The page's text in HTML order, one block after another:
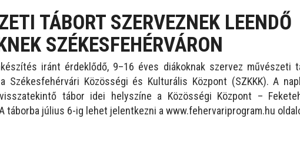
TÁBORT SZERVEZNEK LEENDŐ
SZÉKESFEHÉRVÁRON
iránt érdeklődő, 9–16 éves diákoknak szervez művészeti
Székesfehérvári Közösségi és Kulturális Központ (SZKKK). A
tábor idei helyszíne a Közösségi Központ –
táborba július 6-ig lehet jelentkezni a www.fehervariprogram.hu